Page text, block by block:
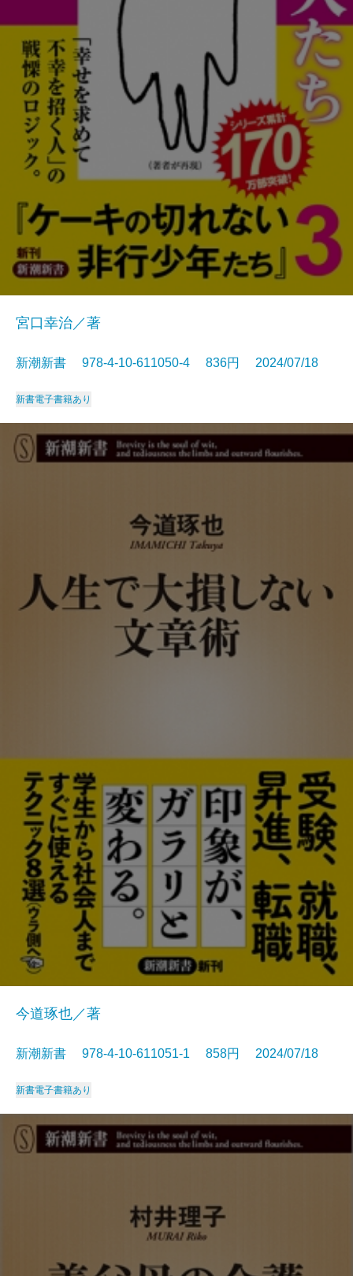
宮口幸治／著
新潮新書 978-4-10-611050-4 836円 2024/07/18
新書電子書籍あり
今道琢也／著
新潮新書 978-4-10-611051-1 858円 2024/07/18
新書電子書籍あり